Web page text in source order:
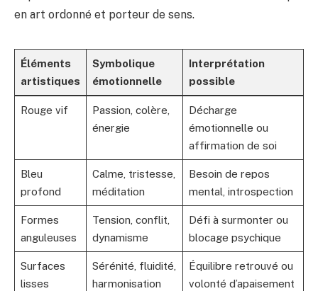
en art ordonné et porteur de sens.
Éléments
artistiques
Symbolique
émotionnelle
Interprétation
possible
Rouge vif
Passion, colère,
énergie
Décharge
émotionnelle ou
affirmation de soi
Bleu
profond
Calme, tristesse,
méditation
Besoin de repos
mental, introspection
Formes
anguleuses
Tension, conflit,
dynamisme
Défi à surmonter ou
blocage psychique
Surfaces
lisses
Sérénité, fluidité,
harmonisation
Équilibre retrouvé ou
volonté d’apaisement